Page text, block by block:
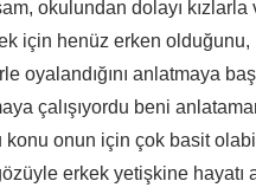
okulundan dolayı kızlarla
için henüz erken olduğunu,
oyalandığını anlatmaya
çalışıyordu beni
konu onun için çok basit
erkek yetişkine hayatı